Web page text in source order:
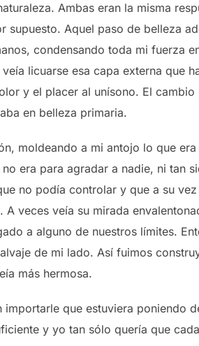
Ambas eran la misma
Aquel paso de belleza
condensando toda mi fuerza
licuarse esa capa externa que
y el placer al unísono. El
en belleza primaria.
moldeando a mi antojo lo que
era para agradar a nadie, ni tan
no podía controlar y que a su
veces veía su mirada
a alguno de nuestros límites.
de mi lado. Así fuimos
más hermosa.
que estuviera poniendo
y yo tan sólo quería que